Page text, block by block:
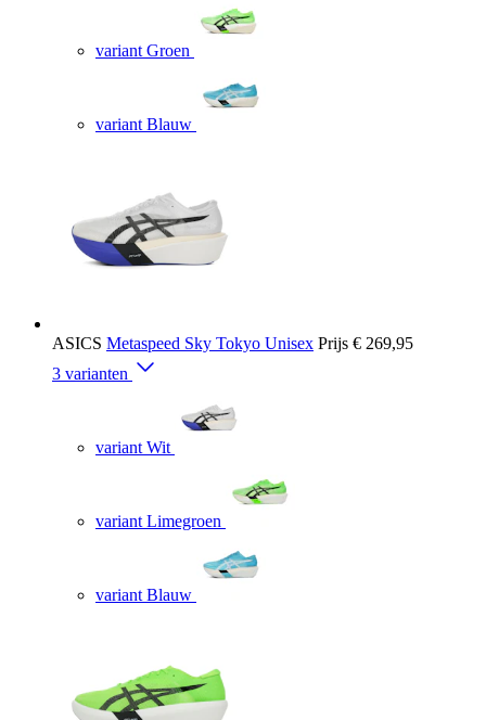
variant Groen
variant Blauw
ASICS Metaspeed Sky Tokyo Unisex Prijs € 269,95
3 varianten
variant Wit
variant Limegroen
variant Blauw